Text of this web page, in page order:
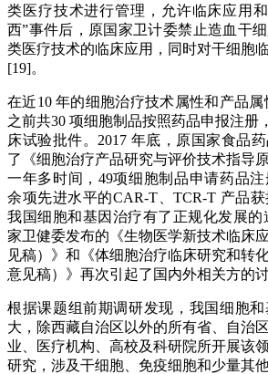
类医疗技术进行管理，允许临床应用和
西”事件后，原国家卫计委禁止造血干
类医疗技术的临床应用，同时对干细胞
[19]。
在近10 年的细胞治疗技术属性和产品属
之前共30 项细胞制品按照药品申报注册
床试验批件。2017 年底，原国家食品
了《细胞治疗产品研究与评价技术指导
一年多时间，49项细胞制品申请药品
余项先进水平的CAR-T、TCR-T 产品
我国细胞和基因治疗有了正规化发展的
家卫健委发布的《生物医学新技术临床
见稿）》和《体细胞治疗临床研究和转
意见稿）》再次引起了国内外相关方的讨
根据课题组前期调研发现，我国细胞
大，除西藏自治区以外的所有省、自治
业、医疗机构、高校及科研院所开展该
研究，涉及干细胞、免疫细胞和少量其